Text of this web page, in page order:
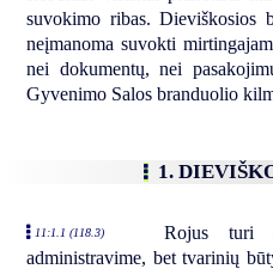
suvokimo ribas. Dieviškosios
neįmanoma suvokti
nei dokumentų, nei
Gyvenimo Salos branduolio
1.
11:1.1 (118.3)
Rojus turi
administravime, bet tvarinių